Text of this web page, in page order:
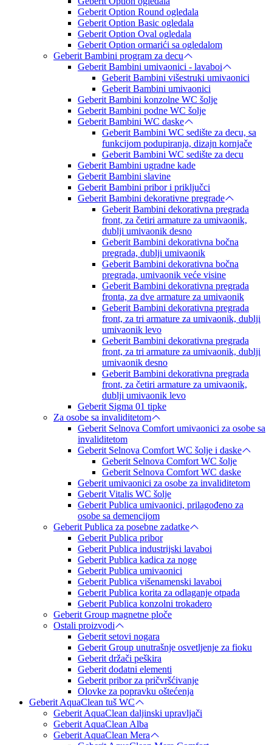
Geberit Option Round ogledala
Geberit Option Basic ogledala
Geberit Option Oval ogledala
Geberit Option ormarići sa ogledalom
Geberit Bambini program za decu
Geberit Bambini umivaonici - lavaboi
Geberit Bambini višestruki umivaonici
Geberit Bambini umivaonici
Geberit Bambini konzolne WC šolje
Geberit Bambini podne WC šolje
Geberit Bambini WC daske
Geberit Bambini WC sedište za decu, sa
funkcijom podupiranja, dizajn kornjače
Geberit Bambini WC sedište za decu
Geberit Bambini ugradne kade
Geberit Bambini slavine
Geberit Bambini pribor i priključci
Geberit Bambini dekorativne pregrade
Geberit Bambini dekorativna pregrada
front, za četiri armature za umivaonik,
dublji umivaonik desno
Geberit Bambini dekorativna bočna
pregrada, dublji umivaonik
Geberit Bambini dekorativna bočna
pregrada, umivaonik veće visine
Geberit Bambini dekorativna pregrada
fronta, za dve armature za umivaonik
Geberit Bambini dekorativna pregrada
front, za tri armature za umivaonik, dublji
umivaonik levo
Geberit Bambini dekorativna pregrada
front, za tri armature za umivaonik, dublji
umivaonik desno
Geberit Bambini dekorativna pregrada
front, za četiri armature za umivaonik,
dublji umivaonik levo
Geberit Sigma 01 tipke
Za osobe sa invaliditetom
Geberit Selnova Comfort umivaonici za osobe sa
invaliditetom
Geberit Selnova Comfort WC šolje i daske
Geberit Selnova Comfort WC šolje
Geberit Selnova Comfort WC daske
Geberit umivaonici za osobe za invaliditetom
Geberit Vitalis WC šolje
Geberit Publica umivaonici, prilagođeno za
osobe sa demencijom
Geberit Publica za posebne zadatke
Geberit Publica pribor
Geberit Publica industrijski lavaboi
Geberit Publica kadica za noge
Geberit Publica umivaonici
Geberit Publica višenamenski lavaboi
Geberit Publica korita za odlaganje otpada
Geberit Publica konzolni trokadero
Geberit Group magnetne ploče
Ostali proizvodi
Geberit setovi nogara
Geberit Group unutrašnje osvetljenje za fioku
Geberit držači peškira
Geberit dodatni elementi
Geberit pribor za pričvršćivanje
Olovke za popravku oštećenja
Geberit AquaClean tuš WC
Geberit AquaClean daljinski upravljači
Geberit AquaClean Alba
Geberit AquaClean Mera